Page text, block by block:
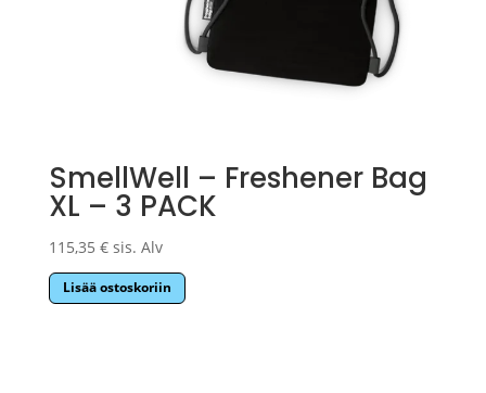
SmellWell – Freshener Bag
XL – 3 PACK
115,35 € sis. Alv
Lisää ostoskoriin